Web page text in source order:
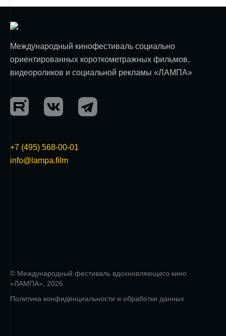
Международный кинофестиваль социально
ориентированных короткометражных фильмов,
видеороликов и социальной рекламы «ЛАМПА»
+7 (495) 568-00-01
info@lampa.film
© Международный фестиваль вдохновляющего кино
«ЛАМПА», 2026
Политика конфиденциальности и обработки данных